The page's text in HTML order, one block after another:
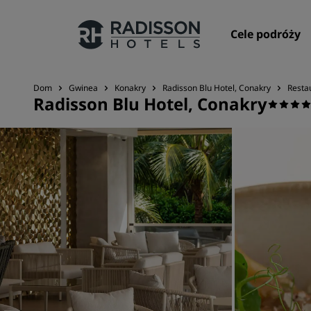
Cele podróży
Nasze marki
Marki Radisson Hotels
Dom Gwinea Konakry Radisson Blu Hotel, Conakry
Radisson Blu Hotel, Conakry